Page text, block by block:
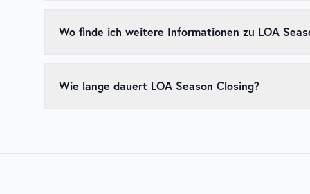
frühzeitig zu kaufen, da beliebte Events schnell
Wo finde ich weitere Informationen zu LOA
auf der offiziellen Website des Events.
Wie lange dauert LOA Season Closing?